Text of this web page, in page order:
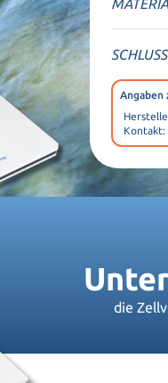
Angaben
Kontakt:
die